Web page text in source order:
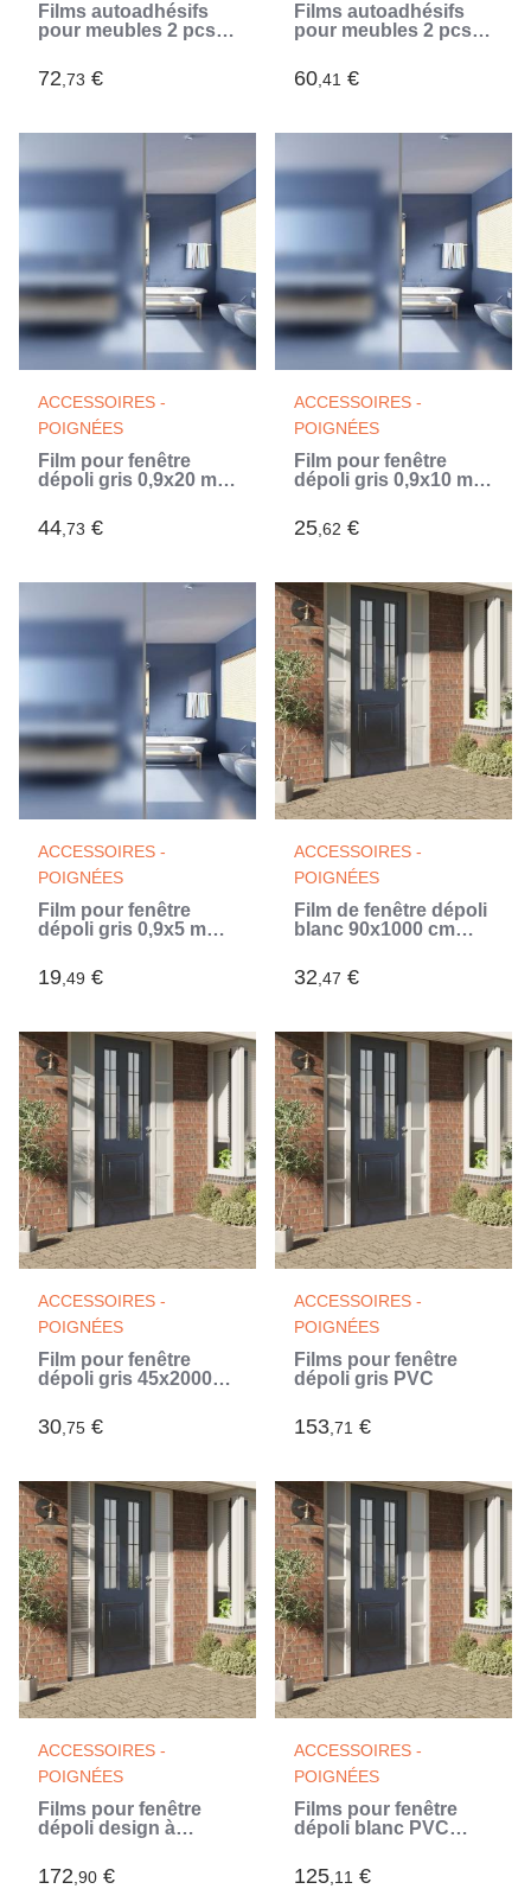
Films autoadhésifs
pour meubles 2 pcs
cm PVC
72,73 €
Films autoadhésifs
pour meubles 2 pcs
PVC (Blanc)
60,41 €
ACCESSOIRES -
POIGNÉES
Film pour fenêtre
dépoli gris 0,9x20 m
44,73 €
ACCESSOIRES -
POIGNÉES
Film pour fenêtre
dépoli gris 0,9x10 m
25,62 €
ACCESSOIRES -
POIGNÉES
Film pour fenêtre
dépoli gris 0,9x5 m
19,49 €
ACCESSOIRES -
POIGNÉES
Film de fenêtre dépoli
blanc 90x1000 cm
32,47 €
ACCESSOIRES -
POIGNÉES
Film pour fenêtre
dépoli gris 45x2000
30,75 €
ACCESSOIRES -
POIGNÉES
Films pour fenêtre
dépoli gris PVC
153,71 €
ACCESSOIRES -
POIGNÉES
Films pour fenêtre
dépoli design à
172,90 €
ACCESSOIRES -
POIGNÉES
Films pour fenêtre
dépoli blanc PVC
125,11 €